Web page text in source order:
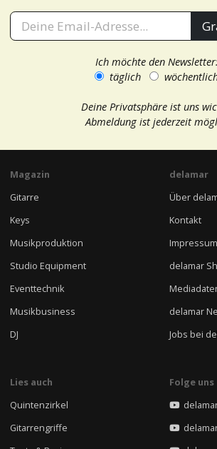
Ich möchte den Newsletter:
täglich
Deine Privatsphäre ist uns
Abmeldung ist jederzeit
Magazin
Gitarre
Keys
Musikproduktion
Studio Equipment
Eventtechnik
Musikbusiness
DJ
delamar
Über
Kontakt
Impressum
delamar
delamar
Jobs bei
Lies auch
Quintenzirkel
Gitarrengriffe
Folge uns
delamar
delamar